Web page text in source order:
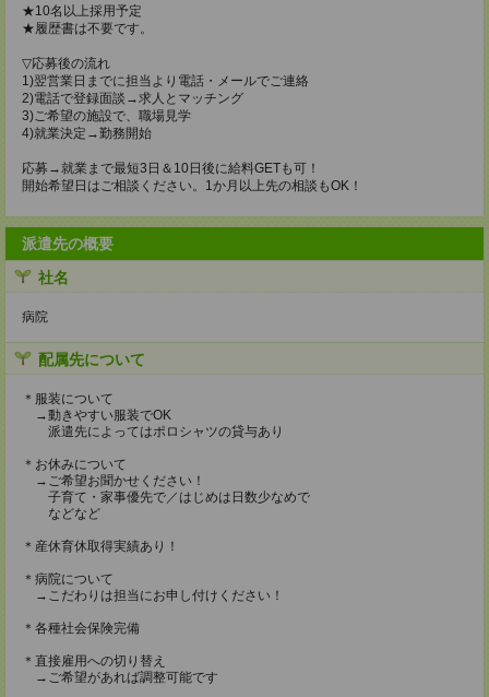
★10名以上採用予定
★履歴書は不要です。
▽応募後の流れ
1)翌営業日までに担当より電話・メールでご連絡
2)電話で登録面談→求人とマッチング
3)ご希望の施設で、職場見学
4)就業決定→勤務開始
応募→就業まで最短3日＆10日後に給料GETも可！
開始希望日はご相談ください。1か月以上先の相談もOK！
派遣先の概要
社名
病院
配属先について
＊服装について
→動きやすい服装でOK
派遣先によってはポロシャツの貸与あり
＊お休みについて
→ご希望お聞かせください！
子育て・家事優先で／はじめは日数少なめで
などなど
＊産休育休取得実績あり！
＊病院について
→こだわりは担当にお申し付けください！
＊各種社会保険完備
＊直接雇用への切り替え
→ご希望があれば調整可能です